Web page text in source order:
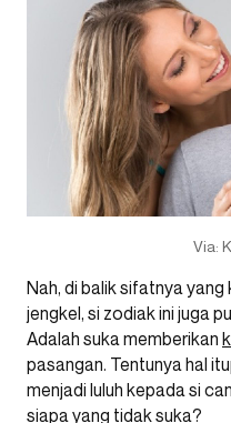
Via:
Nah, di balik sifatnya
jengkel, si zodiak ini juga
Adalah suka memberikan
pasangan. Tentunya hal
menjadi luluh kepada si
siapa yang tidak suka?